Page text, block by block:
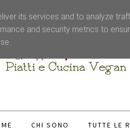
CHI SONO TUTTE LE
its services and to analyze
and security metrics to